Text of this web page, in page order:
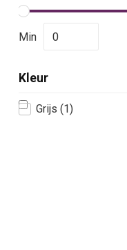
Kleur
Grijs (1)
Min